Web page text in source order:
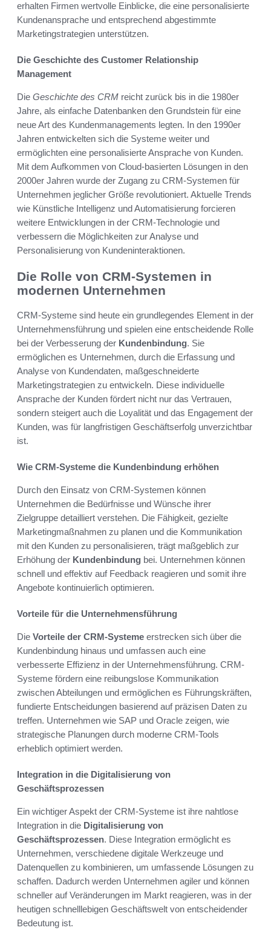
erhalten Firmen wertvolle Einblicke, die eine personalisierte
Kundenansprache und entsprechend abgestimmte
Marketingstrategien unterstützen.
Die Geschichte des Customer Relationship
Management
Die Geschichte des CRM reicht zurück bis in die 1980er
Jahre, als einfache Datenbanken den Grundstein für eine
neue Art des Kundenmanagements legten. In den 1990er
Jahren entwickelten sich die Systeme weiter und
ermöglichten eine personalisierte Ansprache von Kunden.
Mit dem Aufkommen von Cloud-basierten Lösungen in den
2000er Jahren wurde der Zugang zu CRM-Systemen für
Unternehmen jeglicher Größe revolutioniert. Aktuelle Trends
wie Künstliche Intelligenz und Automatisierung forcieren
weitere Entwicklungen in der CRM-Technologie und
verbessern die Möglichkeiten zur Analyse und
Personalisierung von Kundeninteraktionen.
Die Rolle von CRM-Systemen in
modernen Unternehmen
CRM-Systeme sind heute ein grundlegendes Element in der
Unternehmensführung und spielen eine entscheidende Rolle
bei der Verbesserung der Kundenbindung. Sie
ermöglichen es Unternehmen, durch die Erfassung und
Analyse von Kundendaten, maßgeschneiderte
Marketingstrategien zu entwickeln. Diese individuelle
Ansprache der Kunden fördert nicht nur das Vertrauen,
sondern steigert auch die Loyalität und das Engagement der
Kunden, was für langfristigen Geschäftserfolg unverzichtbar
ist.
Wie CRM-Systeme die Kundenbindung erhöhen
Durch den Einsatz von CRM-Systemen können
Unternehmen die Bedürfnisse und Wünsche ihrer
Zielgruppe detailliert verstehen. Die Fähigkeit, gezielte
Marketingmaßnahmen zu planen und die Kommunikation
mit den Kunden zu personalisieren, trägt maßgeblich zur
Erhöhung der Kundenbindung bei. Unternehmen können
schnell und effektiv auf Feedback reagieren und somit ihre
Angebote kontinuierlich optimieren.
Vorteile für die Unternehmensführung
Die Vorteile der CRM-Systeme erstrecken sich über die
Kundenbindung hinaus und umfassen auch eine
verbesserte Effizienz in der Unternehmensführung. CRM-
Systeme fördern eine reibungslose Kommunikation
zwischen Abteilungen und ermöglichen es Führungskräften,
fundierte Entscheidungen basierend auf präzisen Daten zu
treffen. Unternehmen wie SAP und Oracle zeigen, wie
strategische Planungen durch moderne CRM-Tools
erheblich optimiert werden.
Integration in die Digitalisierung von
Geschäftsprozessen
Ein wichtiger Aspekt der CRM-Systeme ist ihre nahtlose
Integration in die Digitalisierung von
Geschäftsprozessen. Diese Integration ermöglicht es
Unternehmen, verschiedene digitale Werkzeuge und
Datenquellen zu kombinieren, um umfassende Lösungen zu
schaffen. Dadurch werden Unternehmen agiler und können
schneller auf Veränderungen im Markt reagieren, was in der
heutigen schnelllebigen Geschäftswelt von entscheidender
Bedeutung ist.